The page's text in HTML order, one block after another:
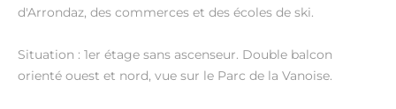
d'Arrondaz, des commerces et des écoles de ski.
Situation : 1er étage sans ascenseur. Double balcon
orienté ouest et nord, vue sur le Parc de la Vanoise.